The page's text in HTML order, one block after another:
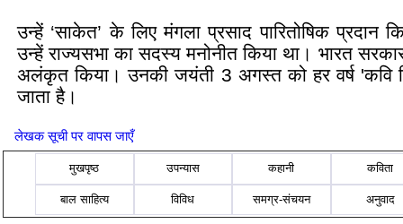
उन्हें ‘साकेत’ के लिए मंगला प्रसाद पारितोषिक प्रदान
उन्हें राज्यसभा का सदस्य मनोनीत किया था। भारत
अलंकृत किया। उनकी जयंती 3 अगस्त को हर वर्ष 'कवि
जाता है।
लेखक सूची पर वापस जाएँ
मुखपृष्ठ उपन्यास कहानी कविता
बाल साहित्य विविध समग्र-संचयन अनुवाद